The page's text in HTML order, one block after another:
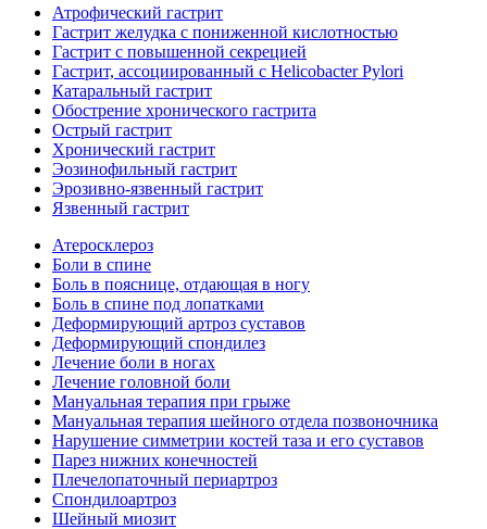
Атрофический гастрит
Гастрит желудка с пониженной кислотностью
Гастрит с повышенной секрецией
Гастрит, ассоциированный с Helicobacter Pylori
Катаральный гастрит
Обострение хронического гастрита
Острый гастрит
Хронический гастрит
Эозинофильный гастрит
Эрозивно-язвенный гастрит
Язвенный гастрит
Атеросклероз
Боли в спине
Боль в пояснице, отдающая в ногу
Боль в спине под лопатками
Деформирующий артроз суставов
Деформирующий спондилез
Лечение боли в ногах
Лечение головной боли
Мануальная терапия при грыже
Мануальная терапия шейного отдела позвоночника
Нарушение симметрии костей таза и его суставов
Парез нижних конечностей
Плечелопаточный периартроз
Спондилоартроз
Шейный миозит